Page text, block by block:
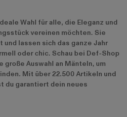
Wahl für alle, die Eleganz und
vereinen möchten. Sie
lassen sich das ganze Jahr
oder chic. Schau bei Def-Shop
Auswahl an Mänteln, um
Mit über 22.500 Artikeln und
du garantiert dein neues